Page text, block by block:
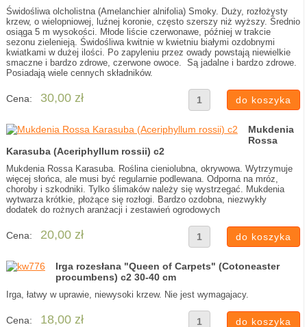
Świdośliwa olcholistna (Amelanchier alnifolia) Smoky. Duży, rozłożysty
krzew, o wielopniowej, luźnej koronie, często szerszy niż wyższy. Średnio
osiąga 5 m wysokości. Młode liście czerwonawe, później w trakcie
sezonu zielenieją. Świdośliwa kwitnie w kwietniu białymi ozdobnymi
kwiatkami w dużej ilości. Po zapyleniu przez owady powstają niewielkie
smaczne i bardzo zdrowe, czerwone owoce. Są jadalne i bardzo zdrowe.
Posiadają wiele cennych składników.
Cena: 30,00 zł
Mukdenia
Rossa
Karasuba (Aceriphyllum rossii) c2
Mukdenia Rossa Karasuba. Roślina cieniolubna, okrywowa. Wytrzymuje
więcej słońca, ale musi być regularnie podlewana. Odporna na mróz,
choroby i szkodniki. Tylko ślimaków należy się wystrzegać. Mukdenia
wytwarza krótkie, płożące się rozłogi. Bardzo ozdobna, niezwykły
dodatek do rożnych aranżacji i zestawień ogrodowych
Cena: 20,00 zł
Irga rozesłana "Queen of Carpets" (Cotoneaster
procumbens) c2 30-40 cm
Irga, łatwy w uprawie, niewysoki krzew. Nie jest wymagajacy.
Cena: 18,00 zł